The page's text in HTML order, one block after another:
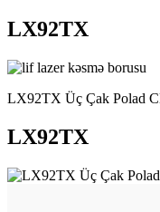
LX92TX
LX92TX Üç Çak Polad
LX92TX